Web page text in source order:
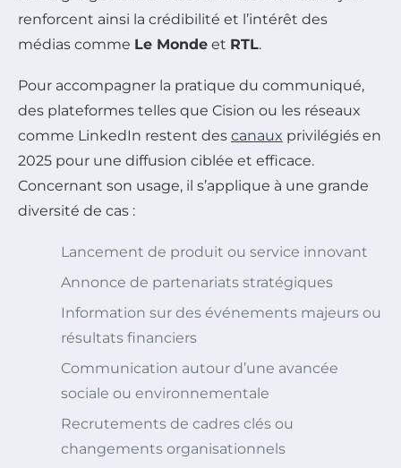
renforcent ainsi la crédibilité et l’intérêt des
médias comme Le Monde et RTL.
Pour accompagner la pratique du communiqué,
des plateformes telles que Cision ou les réseaux
comme LinkedIn restent des canaux privilégiés en
2025 pour une diffusion ciblée et efficace.
Concernant son usage, il s’applique à une grande
diversité de cas :
Lancement de produit ou service innovant
Annonce de partenariats stratégiques
Information sur des événements majeurs ou
résultats financiers
Communication autour d’une avancée
sociale ou environnementale
Recrutements de cadres clés ou
changements organisationnels